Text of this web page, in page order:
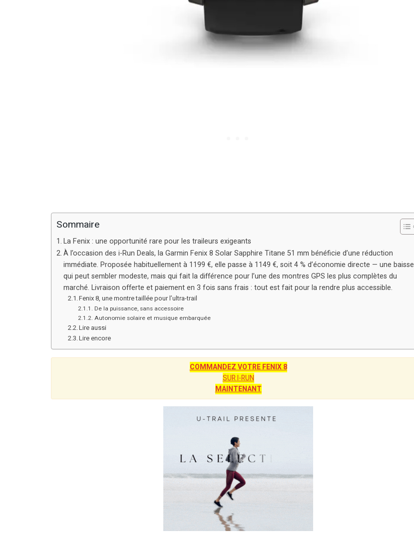
Sommaire
La Fenix : une opportunité rare pour les traileurs exigeants
À l’occasion des i-Run Deals, la Garmin Fenix 8 Solar Sapphire Titane 51 mm bénéficie d’une réduction
immédiate. Proposée habituellement à 1199 €, elle passe à 1149 €, soit 4 % d’économie directe — une baisse
qui peut sembler modeste, mais qui fait la différence pour l’une des montres GPS les plus complètes du
marché. Livraison offerte et paiement en 3 fois sans frais : tout est fait pour la rendre plus accessible.
Fenix 8, une montre taillée pour l’ultra-trail
De la puissance, sans accessoire
Autonomie solaire et musique embarquée
Lire aussi
Lire encore
COMMANDEZ VOTRE FENIX 8
SUR I-RUN
MAINTENANT